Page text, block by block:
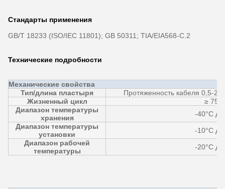
Стандарты применения
GB/T 18233 (ISO/IEC 11801); GB 50311; TIA/EIA568-C.2
Технические подробности
Механические свойства
Тип/длина пластыря
Протяженность кабеля 0,5-
Жизненный цикл
≥ 750
Диапазон температуры
хранения
-40°C до
Диапазон температуры
установки
-10°C до
Диапазон рабочей
температуры
-20°C до